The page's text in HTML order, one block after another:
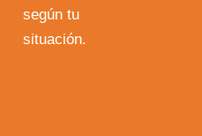
según tu
situación.